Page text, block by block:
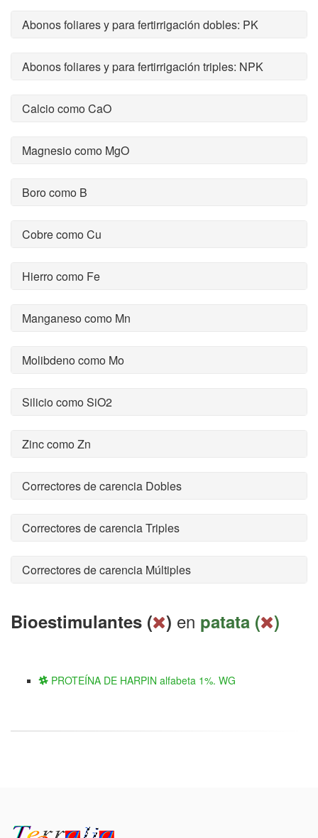
Abonos foliares y para fertirrigación dobles: PK
Abonos foliares y para fertirrigación triples: NPK
Calcio como CaO
Magnesio como MgO
Boro como B
Cobre como Cu
Hierro como Fe
Manganeso como Mn
Molibdeno como Mo
Silicio como SiO2
Zinc como Zn
Correctores de carencia Dobles
Correctores de carencia Triples
Correctores de carencia Múltiples
Bioestimulantes ( ) en patata ( )
PROTEÍNA DE HARPIN alfabeta 1%. WG